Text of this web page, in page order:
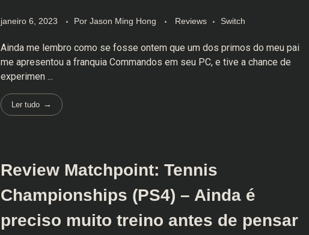
janeiro 6, 2023 Por Jason Ming Hong Reviews Switch
Ainda me lembro como se fosse ontem que um dos primos do meu pai
me apresentou a franquia Commandos em seu PC, e tive a chance de
experimen ...
Ler tudo
Review Matchpoint: Tennis
Championships (PS4) – Ainda é
preciso muito treino antes de pensar